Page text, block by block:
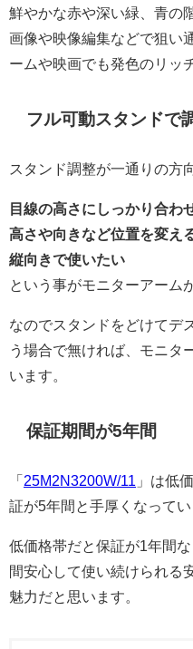
鮮やかな赤や深い緑、青の
画像や映像編集などで狙い
ームや映画でも発色のリッ
フル可動スタンドで
スタンド調整が一通りの方
目線の高さにしっかり合わ
高さや向きなど位置を変え
縦向きで使いたい
という事がモニターアーム
なのでスタンドをどけてデ
う場合で無ければ、モニタ
います。
保証期間が5年間
「 25M2N3200W/11
」は低
証が5年間と手厚くなってい
低価格帯だと保証が1年間
間安心して使い続けられる
魅力だと思います。